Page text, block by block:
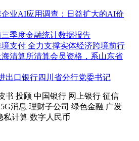
企业AI应用调查：日益扩大的AI价
季度金融统计数据报告
支付 全力支撑实体经济跨境前行
清算所清算会员资格，系山东省
出口银行四川省分行党委书记
书 投顾 中国银行 网上银行 征信
5G消息 理财子公司 绿色金融 广发
私计算 数字人民币